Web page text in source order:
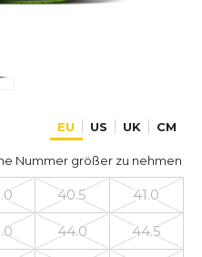
EU US UK CM
Nummer größer zu nehmen
40.5 41.0
44.0 44.5